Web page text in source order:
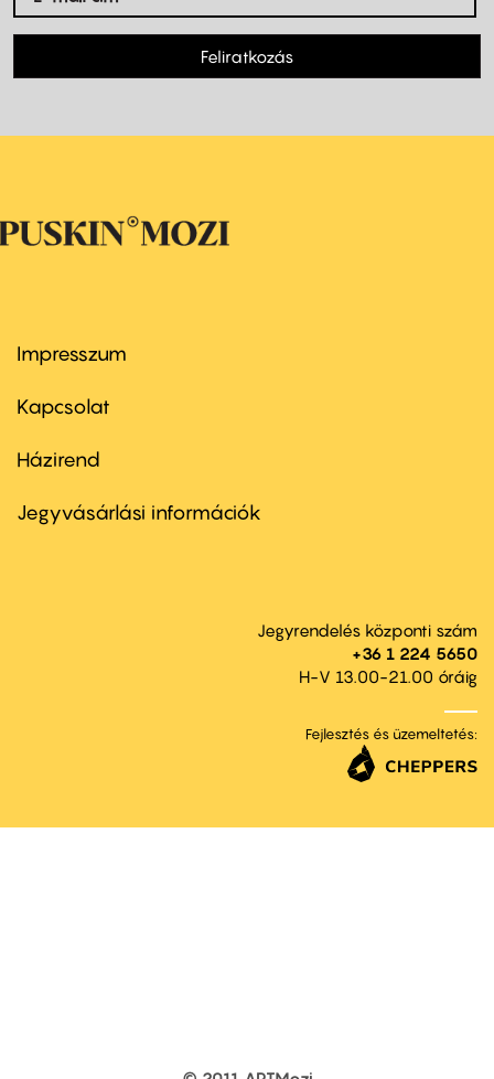
Feliratkozás
Footer
first
Impresszum
Kapcsolat
Footer
second
Házirend
Jegyvásárlási információk
Jegyrendelés központi szám
+36 1 224 5650
H-V 13.00-21.00 óráig
Fejlesztés és üzemeltetés: